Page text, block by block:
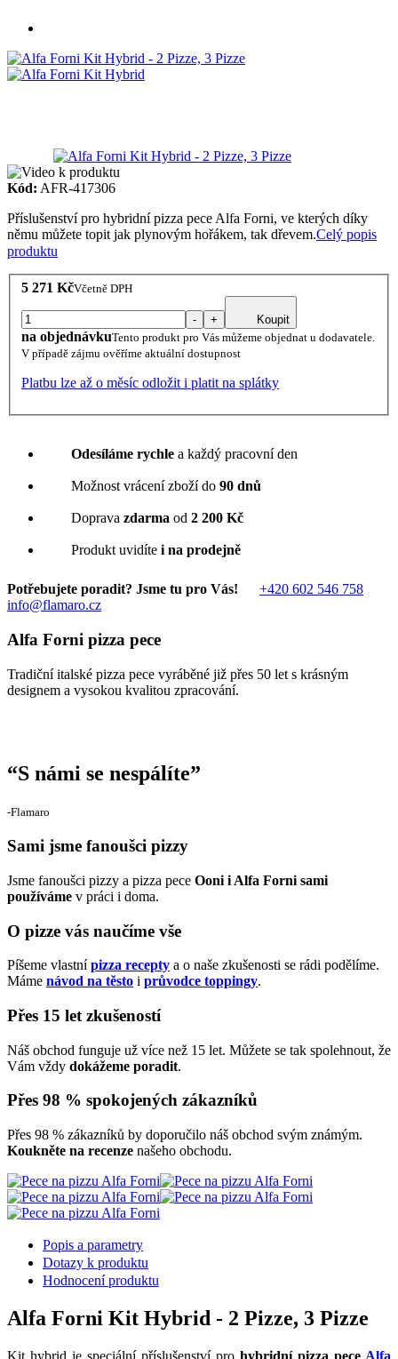
Kód: AFR-417306
Příslušenství pro hybridní pizza pece Alfa Forni, ve kterých díky
němu můžete topit jak plynovým hořákem, tak dřevem.Celý popis
produktu
5 271 KčVčetně DPH
- + Koupit
na objednávkuTento produkt pro Vás můžeme objednat u dodavatele.
V případě zájmu ověříme aktuální dostupnost
Platbu lze až o měsíc odložit i platit na splátky
Odesíláme rychle a každý pracovní den
Možnost vrácení zboží do 90 dnů
Doprava zdarma od 2 200 Kč
Produkt uvidíte i na prodejně
Potřebujete poradit? Jsme tu pro Vás!
+420 602 546 758
info@flamaro.cz
Alfa Forni pizza pece
Tradiční italské pizza pece vyráběné již přes 50 let s krásným
designem a vysokou kvalitou zpracování.
“S námi se nespálíte”
‐Flamaro
Sami jsme fanoušci pizzy
Jsme fanoušci pizzy a pizza pece Ooni i Alfa Forni sami
používáme v práci i doma.
O pizze vás naučíme vše
Píšeme vlastnípizza recepty a o naše zkušenosti se rádi podělíme.
Máme návod na těsto i průvodce toppingy.
Přes 15 let zkušeností
Náš obchod funguje už více než 15 let. Můžete se tak spolehnout, že
Vám vždy dokážeme poradit.
Přes 98 % spokojených zákazníků
Přes 98 % zákazníků by doporučilo náš obchod svým známým.
Koukněte na recenze našeho obchodu.
Popis a parametry
Dotazy k produktu
Hodnocení produktu
Alfa Forni Kit Hybrid - 2 Pizze, 3 Pizze
Kit hybrid je speciální příslušenství pro hybridní pizza pece Alfa